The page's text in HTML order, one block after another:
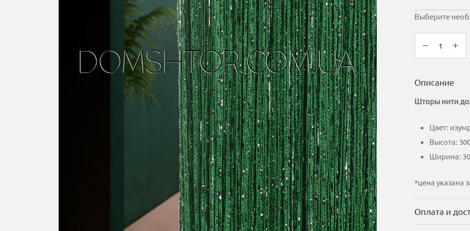
Выберите
Описание
Шторы нити
Цвет:
Высота:
Ширина:
*цена указана
Оплата и